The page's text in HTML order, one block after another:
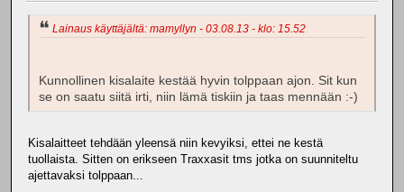
Lainaus käyttäjältä: mamyllyn - 03.08.13 - klo: 15.52
Kunnollinen kisalaite kestää hyvin tolppaan ajon. Sit kun
se on saatu siitä irti, niin lämä tiskiin ja taas mennään :-)
Kisalaitteet tehdään yleensä niin kevyiksi, ettei ne kestä
tuollaista. Sitten on erikseen Traxxasit tms jotka on suunniteltu
ajettavaksi tolppaan...